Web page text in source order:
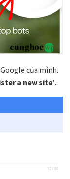
của mình.
a new site’.